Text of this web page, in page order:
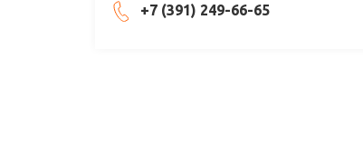
+7 (391) 249-66-65